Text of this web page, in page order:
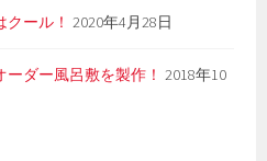
ール！ 2020年4月28日
ダー風呂敷を製作！ 2018年10